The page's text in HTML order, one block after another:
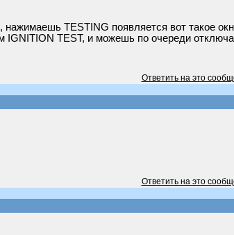
TESTING появляется вот такое
IGNITION TEST, и можешь по очереди
Ответить на это
Ответить на это